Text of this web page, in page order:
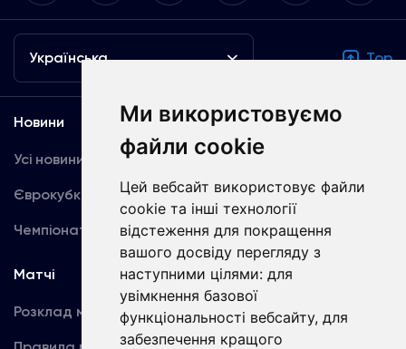
Ми використовуємо
файли cookie
Цей вебсайт використовує файли
cookie та інші технології
відстеження для покращення
вашого досвіду перегляду з
наступними цілями: для
увімкнення базової
функціональності вебсайту, для
забезпечення кращого
Українська Top
Новини
Усі новини
Єврокубки
Чемпіонат України
Медіа
Динамо TV
Фотогалерея
Акредитація
Матчі
Розклад матчів
Команда
Перша команда